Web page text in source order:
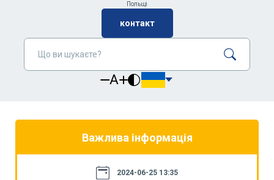
Польщі
контакт
A
Важлива інформація
2024-06-25 13:35